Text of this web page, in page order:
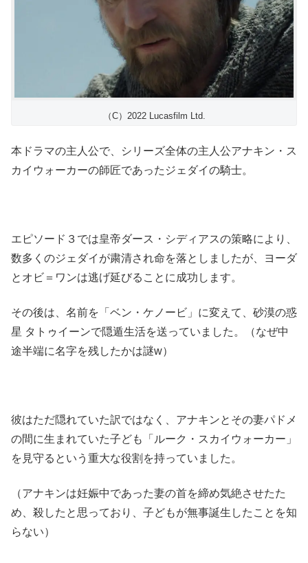
（C）2022 Lucasfilm Ltd.
本ドラマの主人公で、シリーズ全体の主人公アナキン・ス
カイウォーカーの師匠であったジェダイの騎士。
エピソード３では皇帝ダース・シディアスの策略により、
数多くのジェダイが粛清され命を落としましたが、ヨーダ
とオビ＝ワンは逃げ延びることに成功します。
その後は、名前を「ベン・ケノービ」に変えて、砂漠の惑
星 タトゥイーンで隠遁生活を送っていました。（なぜ中
途半端に名字を残したかは謎w）
彼はただ隠れていた訳ではなく、アナキンとその妻パドメ
の間に生まれていた子ども「ルーク・スカイウォーカー」
を見守るという重大な役割を持っていました。
（アナキンは妊娠中であった妻の首を締め気絶させたた
め、殺したと思っており、子どもが無事誕生したことを知
らない）